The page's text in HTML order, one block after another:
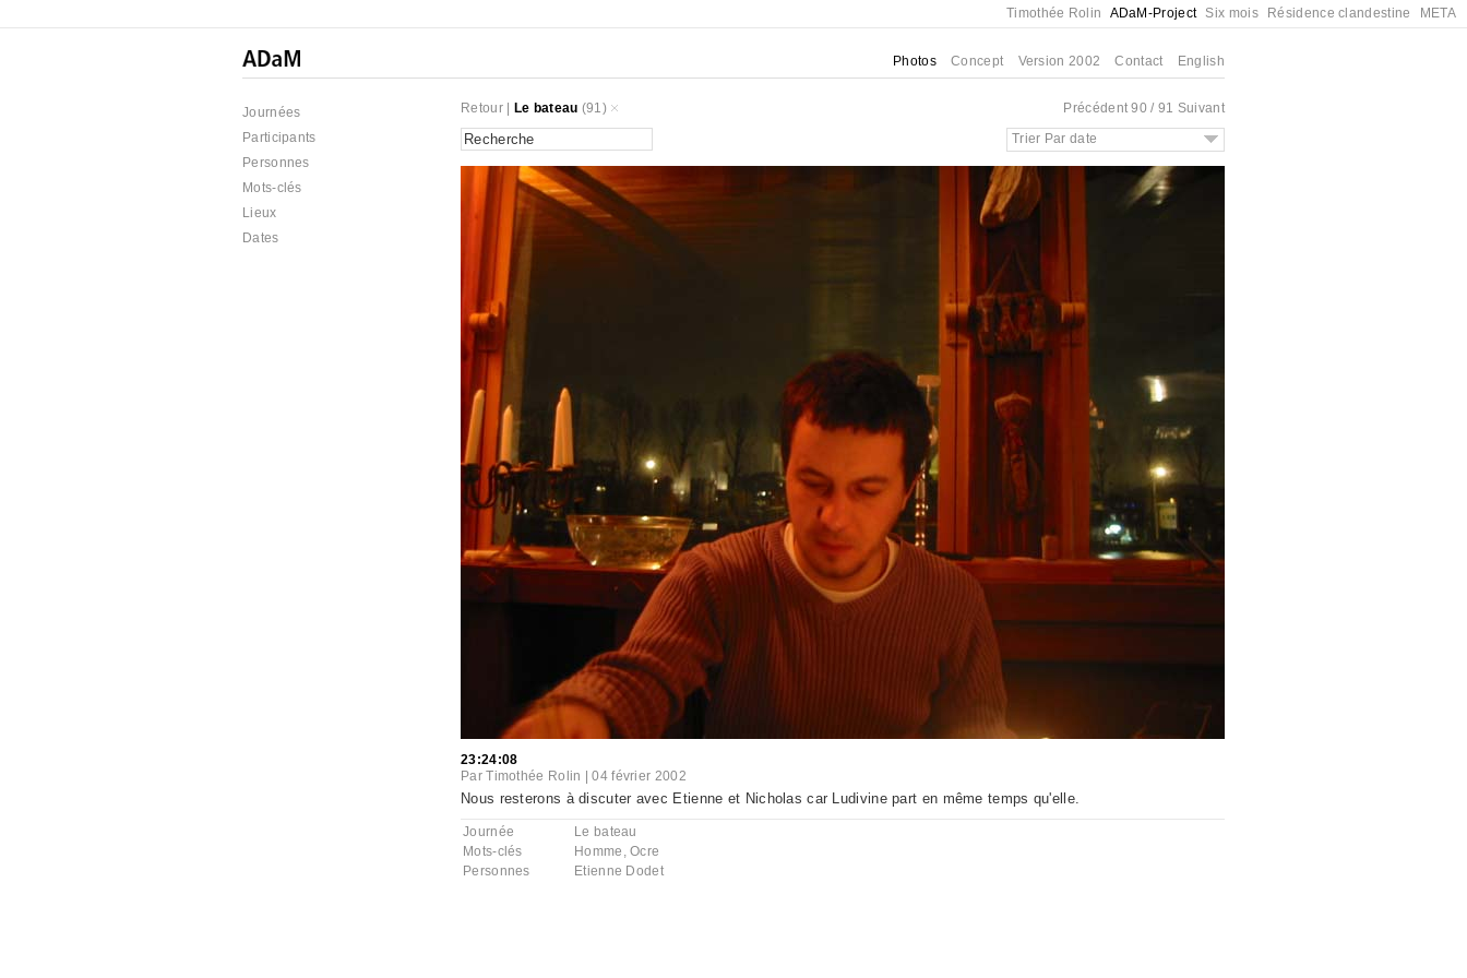
Timothée Rolin ADaM-Project Six mois Résidence clandestine META
Photos Concept Version 2002 Contact English
Journées
Participants
Personnes
Mots-clés
Lieux
Dates
Retour| Le bateau (91) Précédent 90 / 91 Suivant
Trier Par date
23:24:08
ParTimothée Rolin |04 février 2002
Nous resterons à discuter avec Etienne et Nicholas car Ludivine part en même temps qu'elle.
Journée
Le bateau
Mots-clés
Homme ,Ocre
Personnes
Etienne Dodet